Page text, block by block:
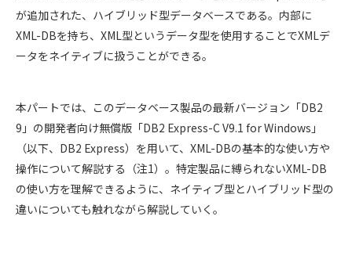
が追加された、ハイブリッド型データベースである。内部に
XML-DBを持ち、XML型というデータ型を使用することでXMLデ
ータをネイティブに扱うことができる。
本パートでは、このデータベース製品の最新バージョン「DB2
9」の開発者向け無償版「DB2 Express-C V9.1 for Windows」
（以下、DB2 Express）を用いて、XML-DBの基本的な使い方や
操作について解説する（注1）。特定製品に縛られないXML-DB
の使い方を理解できるように、ネイティブ型とハイブリッド型の
違いについても触れながら解説していく。